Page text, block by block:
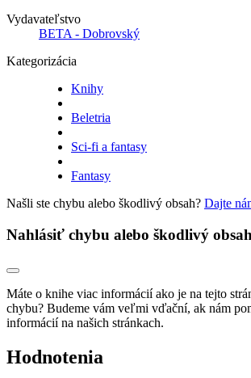
Vydavateľstvo
BETA - Dobrovský
Kategorizácia
Knihy
Beletria
Sci-fi a fantasy
Fantasy
Našli ste chybu alebo škodlivý obsah? Dajte
Nahlásiť chybu alebo škodlivý obsah
Máte o knihe viac informácií ako je na tejto
chybu? Budeme vám veľmi vďační, ak nám
informácií na našich stránkach.
Hodnotenia